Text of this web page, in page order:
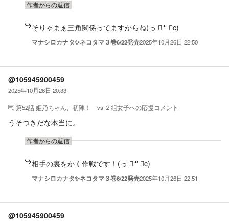
作者からの返信
そりゃまぁ三角関係ってますからね(っ ॑꒳ ॑c)
マナシロカナタ✨ネコタマ３巻6/22発売2025年10月26日 22:50
@105945900459
2025年10月26日 20:33
第52話 姫乃ちゃん、初陣！ vs ２組女子への応援コメント
うそつきだな本当に。
作者からの返信
相手の裏をかく作戦です！(っ ॑꒳ ॑c)
マナシロカナタ✨ネコタマ３巻6/22発売2025年10月26日 22:51
@105945900459